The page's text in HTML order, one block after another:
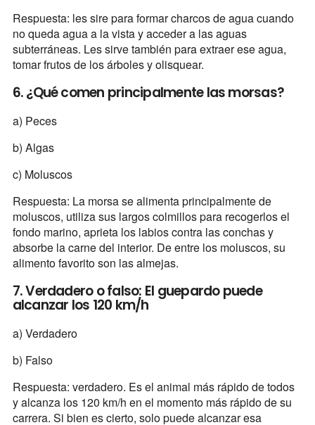
Respuesta: les sire para formar charcos de agua cuando
no queda agua a la vista y acceder a las aguas
subterráneas. Les sirve también para extraer ese agua,
tomar frutos de los árboles y olisquear.
6. ¿Qué comen principalmente las morsas?
a) Peces
b) Algas
c) Moluscos
Respuesta: La morsa se alimenta principalmente de
moluscos, utiliza sus largos colmillos para recogerlos el
fondo marino, aprieta los labios contra las conchas y
absorbe la carne del interior. De entre los moluscos, su
alimento favorito son las almejas.
7. Verdadero o falso: El guepardo puede
alcanzar los 120 km/h
a) Verdadero
b) Falso
Respuesta: verdadero. Es el animal más rápido de todos
y alcanza los 120 km/h en el momento más rápido de su
carrera. Si bien es cierto, solo puede alcanzar esa